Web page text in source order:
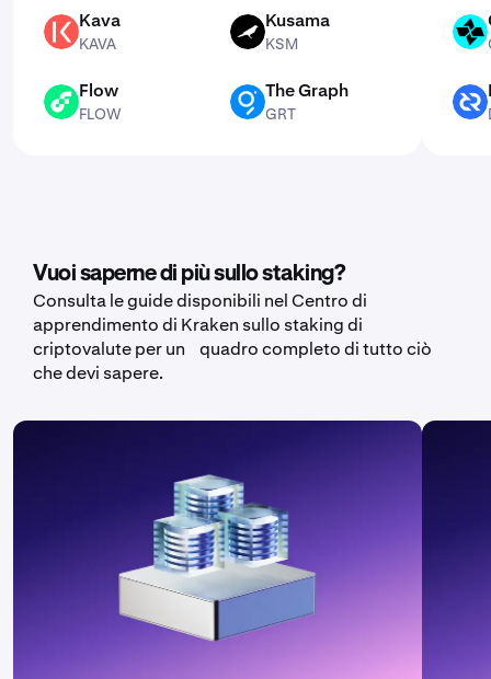
KAVA Kava
KAVA
KSM Kusama
KSM
FLOW Flow
FLOW
GRT The Graph
GRT
CTSI
DCR
Vuoi saperne di più sullo staking?
Consulta le guide disponibili nel Centro di
apprendimento di Kraken sullo staking di
criptovalute per un quadro completo di tutto ciò
che devi sapere.